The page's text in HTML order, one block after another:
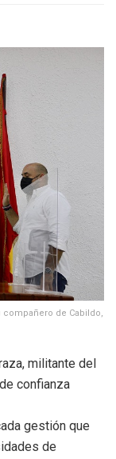
compañero de Cabildo,
militante del
confianza
gestión que
de